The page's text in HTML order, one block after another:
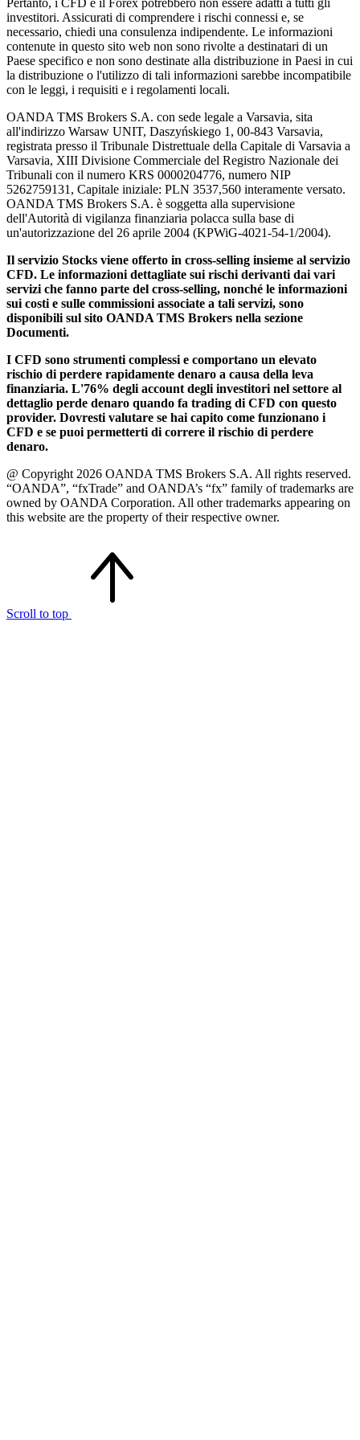
investitori. Assicurati di comprendere i rischi connessi e, se
necessario, chiedi una consulenza indipendente. Le informazioni
contenute in questo sito web non sono rivolte a destinatari di un
Paese specifico e non sono destinate alla distribuzione in Paesi in cui
la distribuzione o l'utilizzo di tali informazioni sarebbe incompatibile
con le leggi, i requisiti e i regolamenti locali.
OANDA TMS Brokers S.A. con sede legale a Varsavia, sita
all'indirizzo Warsaw UNIT, Daszyńskiego 1, 00-843 Varsavia,
registrata presso il Tribunale Distrettuale della Capitale di Varsavia a
Varsavia, XIII Divisione Commerciale del Registro Nazionale dei
Tribunali con il numero KRS 0000204776, numero NIP
5262759131, Capitale iniziale: PLN 3537,560 interamente versato.
OANDA TMS Brokers S.A. è soggetta alla supervisione
dell'Autorità di vigilanza finanziaria polacca sulla base di
un'autorizzazione del 26 aprile 2004 (KPWiG-4021-54-1/2004).
Il servizio Stocks viene offerto in cross-selling insieme al servizio
CFD. Le informazioni dettagliate sui rischi derivanti dai vari
servizi che fanno parte del cross-selling, nonché le informazioni
sui costi e sulle commissioni associate a tali servizi, sono
disponibili sul sito OANDA TMS Brokers nella sezione
Documenti.
I CFD sono strumenti complessi e comportano un elevato
rischio di perdere rapidamente denaro a causa della leva
finanziaria. L'76% degli account degli investitori nel settore al
dettaglio perde denaro quando fa trading di CFD con questo
provider. Dovresti valutare se hai capito come funzionano i
CFD e se puoi permetterti di correre il rischio di perdere
denaro.
@ Copyright 2026 OANDA TMS Brokers S.A. All rights reserved.
“OANDA”, “fxTrade” and OANDA’s “fx” family of trademarks are
owned by OANDA Corporation. All other trademarks appearing on
this website are the property of their respective owner.
Scroll to top